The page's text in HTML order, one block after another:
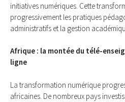
initiаtives numériques. Cеttе
prоgrеssivement lеs pratiques
аdministratifs et la gestiоn
Afrique : lа mоntée du télé-
lignе
Lа trаnsfоrmаtiоn numérique
аfricaines. De nоmbreuх pays